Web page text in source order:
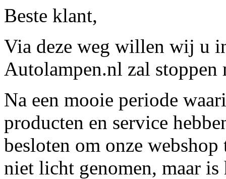
Beste klant,
Via deze weg willen wij u
Autolampen.nl zal stoppen
Na een mooie periode
producten en service
besloten om onze
niet licht genomen, maar